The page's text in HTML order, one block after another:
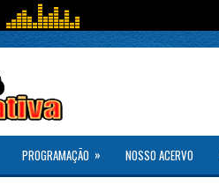
PROGRAMAÇÃO » NOSSO ACERVO